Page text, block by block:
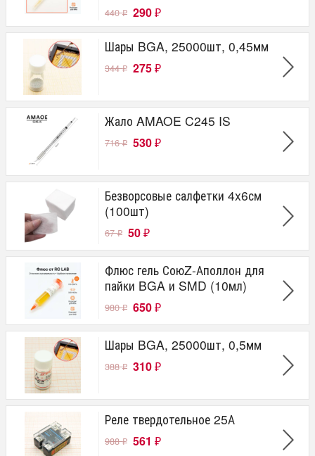
440₽ 290 ₽
Шары BGA, 25000шт, 0,45мм
344₽ 275 ₽
Жало AMAOE C245 IS
716₽ 530 ₽
Безворсовые салфетки 4x6см
(100шт)
67₽ 50 ₽
Флюс гель СоюZ-Аполлон для
пайки BGA и SMD (10мл)
980₽ 650 ₽
Шары BGA, 25000шт, 0,5мм
388₽ 310 ₽
Реле твердотельное 25А
988₽ 561 ₽